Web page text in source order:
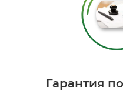
Гарантия